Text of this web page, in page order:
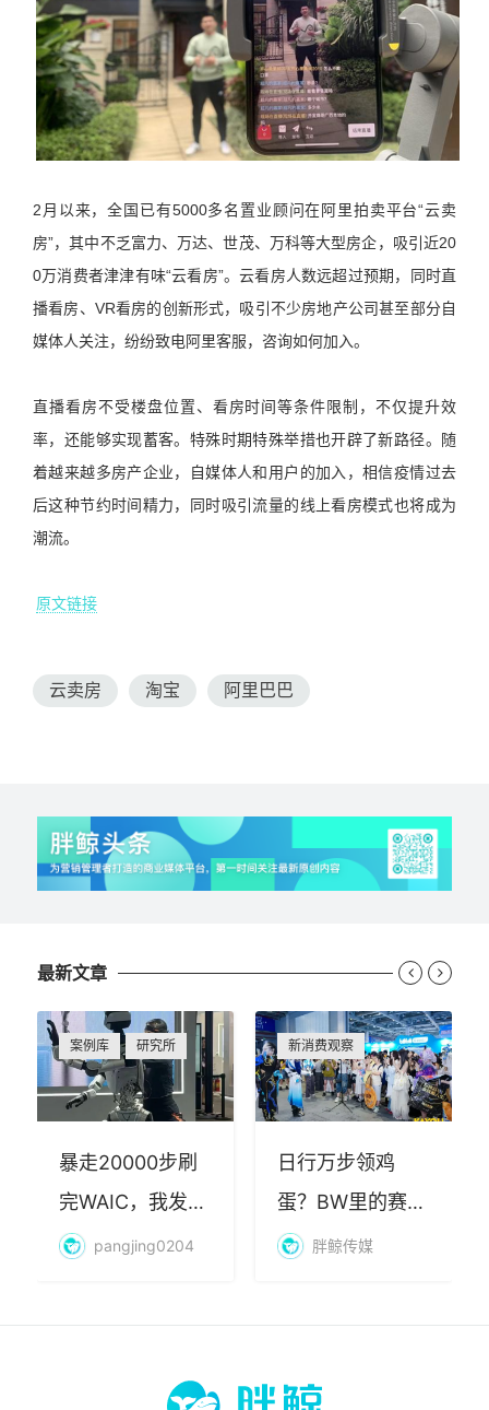
2月以来，全国已有5000多名置业顾问在阿里拍卖平台“云卖
房”，其中不乏富力、万达、世茂、万科等大型房企，吸引近20
0万消费者津津有味“云看房”。云看房人数远超过预期，同时直
播看房、VR看房的创新形式，吸引不少房地产公司甚至部分自
媒体人关注，纷纷致电阿里客服，咨询如何加入。
直播看房不受楼盘位置、看房时间等条件限制，不仅提升效
率，还能够实现蓄客。特殊时期特殊举措也开辟了新路径。随
着越来越多房产企业，自媒体人和用户的加入，相信疫情过去
后这种节约时间精力，同时吸引流量的线上看房模式也将成为
潮流。
原文链接
云卖房 淘宝 阿里巴巴
最新文章
案例库 研究所
暴走20000步刷
完WAIC，我发现
AI最赚钱的不是
pangjing0204
新消费观察
日行万步领鸡
蛋？BW里的赛博
朝圣，藏着品牌
胖鲸传媒
 